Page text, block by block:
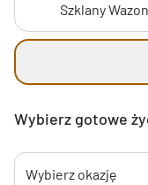
Szklany Wazon
Wybierz gotowe
Wybierz okazję